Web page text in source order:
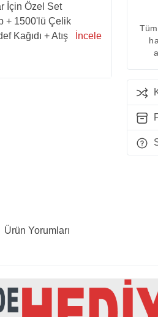
İçin Özel Set
+ 1500'lü Çelik
Kağıdı + Atış
İncele
Ürün Yorumları